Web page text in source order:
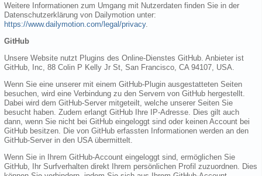
Weitere Informationen zum Umgang mit Nutzerdaten finden Sie in der
Datenschutzerklärung von Dailymotion unter:
https://www.dailymotion.com/legal/privacy.
GitHub
Unsere Website nutzt Plugins des Online-Dienstes GitHub. Anbieter ist
GitHub, Inc, 88 Colin P Kelly Jr St, San Francisco, CA 94107, USA.
Wenn Sie eine unserer mit einem GitHub-Plugin ausgestatteten Seiten
besuchen, wird eine Verbindung zu den Servern von GitHub hergestellt.
Dabei wird dem GitHub-Server mitgeteilt, welche unserer Seiten Sie
besucht haben. Zudem erlangt GitHub Ihre IP-Adresse. Dies gilt auch
dann, wenn Sie nicht bei GitHub eingeloggt sind oder keinen Account bei
GitHub besitzen. Die von GitHub erfassten Informationen werden an den
GitHub-Server in den USA übermittelt.
Wenn Sie in Ihrem GitHub-Account eingeloggt sind, ermöglichen Sie
GitHub, Ihr Surfverhalten direkt Ihrem persönlichen Profil zuzuordnen. Dies